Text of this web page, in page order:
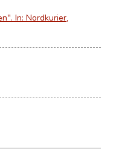
In: Nordkurier,